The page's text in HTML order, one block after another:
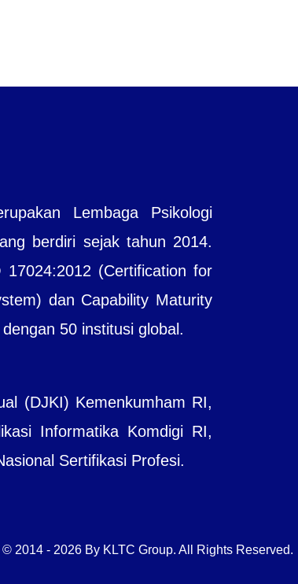
Lembaga Psikologi
berdiri sejak tahun 2014.
17024:2012 (Certification for
dan Capability Maturity
50 institusi global.
(DJKI) Kemenkumham RI,
Informatika Komdigi RI,
Sertifikasi Profesi.
2014 - 2026 By KLTC Group. All Rights Reserved.